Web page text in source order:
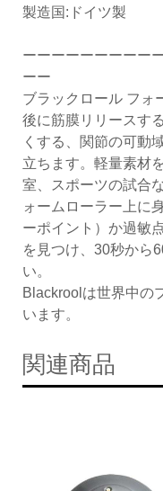
製造国:ドイツ製
ーーーーーーーーー
ーー
ブラックロール フォ
後に筋膜リリースす
くする、関節の可動
立ちます。軽量素材
室、スポーツの試合
ォームローラー上に
ーポイント）か過敏
を見つけ、30秒から
い。
Blackroolは世界中の
います。
関連商品